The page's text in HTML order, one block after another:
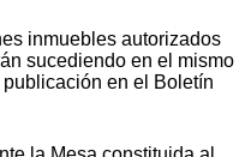
inmuebles autorizados
sucediendo en el mismo
en el Boletín